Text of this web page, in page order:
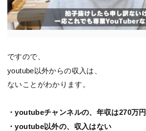
ですので、
youtube以外からの収入は、
ないことがわかります。
・youtubeチャンネルの、年収は270万
・youtube以外の、収入はない